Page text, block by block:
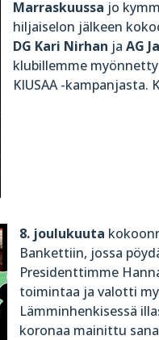
Marraskuussa jo
hiljaiselon jälkeen
DG Kari Nirhan ja AG
klubillemme
KIUSAA -
8. joulukuuta
Bankettiin, jossa
Presidenttimme
toimintaa ja valotti
Lämminhenkisessä
koronaa mainittu